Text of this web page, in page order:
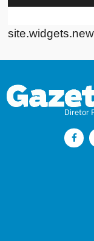
Diretor